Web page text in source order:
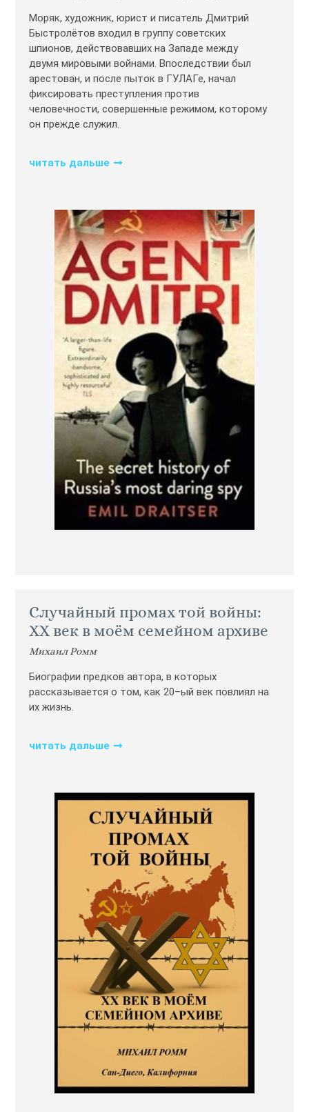
Моряк, художник, юрист и писатель Дмитрий
Быстролётов входил в группу советских
шпионов, действовавших на Западе между
двумя мировыми войнами. Впоследствии был
арестован, и после пыток в ГУЛАГе, начал
фиксировать преступления против
человечности, совершенные режимом, которому
он прежде служил.
читать дальше
Случайный промах той войны:
XX век в моём семейном архиве
Михаил Ромм
Биографии предков автора, в которых
рассказывается о том, как 20–ый век повлиял на
их жизнь.
читать дальше